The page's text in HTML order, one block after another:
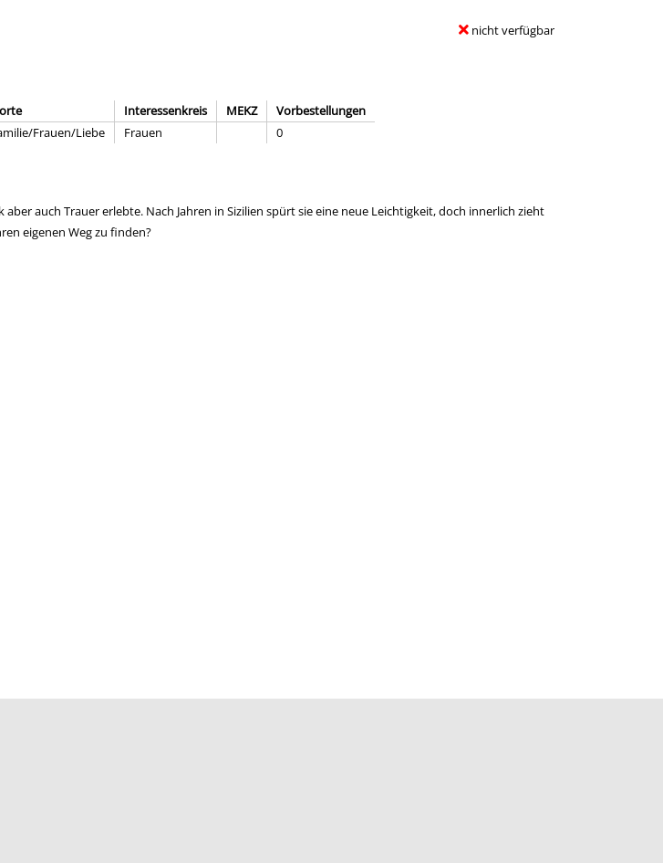
nicht verfügbar
Interessenkreis MEKZ
Vorbestellungen
Frauen/Liebe Frauen 0
auch Trauer erlebte. Nach Jahren in Sizilien spürt sie eine neue Leichtigkeit, doch innerlich zieht
eigenen Weg zu finden?